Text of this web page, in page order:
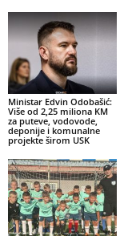
Ministar Edvin Odobašić:
Više od 2,25 miliona KM
za puteve, vodovode,
deponije i komunalne
projekte širom USK